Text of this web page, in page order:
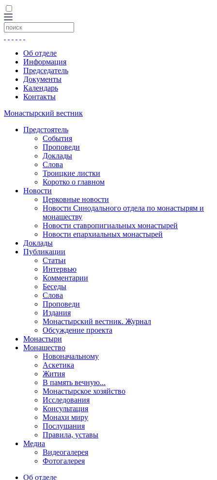
Об отделе
Информация
Председатель
Документы
Календарь
Контакты
Монастырский вестник
Предстоятель
События
Проповеди
Доклады
Слова
Троицкие листки
Коротко о главном
Новости
Церковные новости
Новости Синодального отдела по монастырям и
монашеству
Новости ставропигиальных монастырей
Новости епархиальных монастырей
Доклады
Публикации
Статьи
Интервью
Комментарии
Беседы
Слова
Проповеди
Издания
Монастырский вестник. Журнал
Обсуждение проекта
Монастыри
Монашество
Новоначальному
Аскетика
Жития
В память вечную...
Монастырское хозяйство
Исследования
Консультация
Монахи миру
Послушания
Правила, уставы
Медиа
Видеогалерея
Фотогалерея
Об отделе